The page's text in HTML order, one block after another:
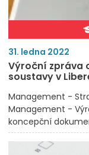
31. ledna 2022
Výroční zpráva
soustavy v
Management -
Management -
koncepční